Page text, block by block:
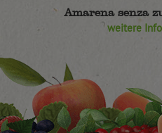
Amarena senza
weitere